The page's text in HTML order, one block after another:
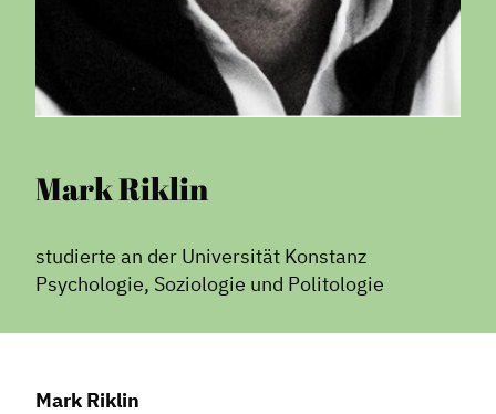
Mark Riklin
studierte an der Universität Konstanz
Psychologie, Soziologie und Politologie
Mark Riklin